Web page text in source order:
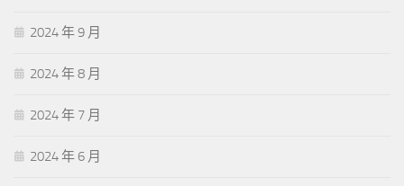
2024 年 9 月
2024 年 8 月
2024 年 7 月
2024 年 6 月